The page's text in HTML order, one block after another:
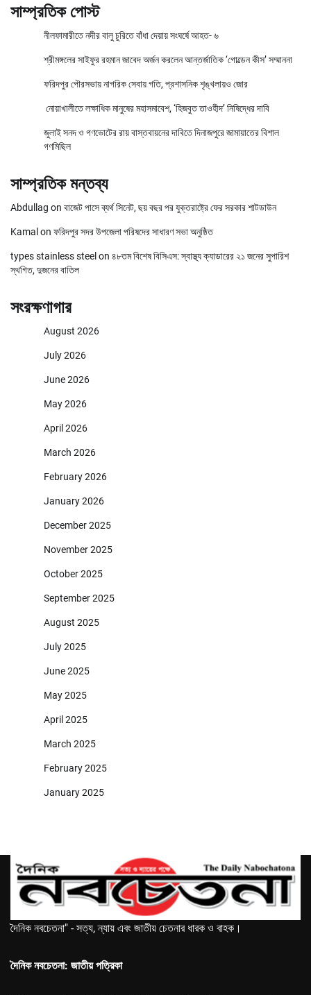
সাম্প্রতিক পোস্ট
নীলফামারীতে নদীর বালু চুরিতে বাঁধা দেয়ায় সংঘর্ষে আহত- ৬
শ্রীমঙ্গলের সাইফুর রহমান জাবেদ অর্জন করলেন আন্তর্জাতিক ‘গোল্ডেন কীস’ সম্মাননা
ফরিদপুর পৌরসভায় নাগরিক সেবায় গতি, প্রশাসনিক শৃঙ্খলায়ও জোর
নোয়াখালীতে লক্ষাধিক মানুষের মহাসমাবেশ, ‘হিজবুত তাওহীদ’ নিষিদ্ধের দাবি
জুলাই সনদ ও গণভোটের রায় বাস্তবায়নের দাবিতে দিনাজপুরে জামায়াতের বিশাল
গণমিছিল
সাম্প্রতিক মন্তব্য
Abdullag on বাজেট পাসে ব্যর্থ সিনেট, ছয় বছর পর যুক্তরাষ্ট্রে ফের সরকার শাটডাউন
Kamal on ফরিদপুর সদর উপজেলা পরিষদের সাধারণ সভা অনুষ্ঠিত
types stainless steel on ৪৮তম বিশেষ বিসিএস: স্বাস্থ্য ক্যাডারের ২১ জনের সুপারিশ
স্থগিত, দুজনের বাতিল
সংরক্ষণাগার
August 2026
July 2026
June 2026
May 2026
April 2026
March 2026
February 2026
January 2026
December 2025
November 2025
October 2025
September 2025
August 2025
July 2025
June 2025
May 2025
April 2025
March 2025
February 2025
January 2025
দৈনিক নবচেতনা" - সত্য, ন্যায় এবং জাতীয় চেতনার ধারক ও বাহক।
দৈনিক নবচেতনা: জাতীয় পত্রিকা